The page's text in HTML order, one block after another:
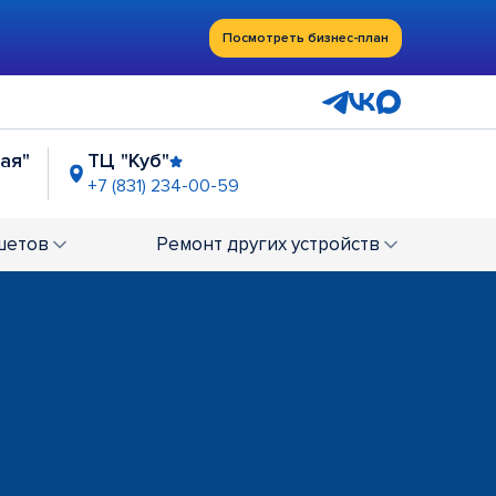
Посмотреть бизнес-план
ТЦ "Куб"
+7 (831) 234-00-59
Ремонт других устройств